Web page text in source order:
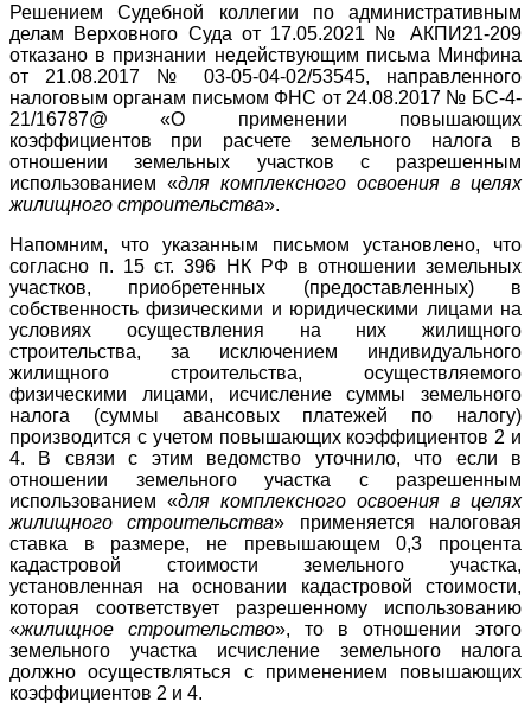
Решением Судебной коллегии по административным
делам Верховного Суда от 17.05.2021 № АКПИ21-209
отказано в признании недействующим письма Минфина
от 21.08.2017 № 03-05-04-02/53545, направленного
налоговым органам письмом ФНС от 24.08.2017 № БС-4-
21/16787@ «О применении повышающих
коэффициентов при расчете земельного налога в
отношении земельных участков с разрешенным
использованием «для комплексного освоения в целях
жилищного строительства».
Напомним, что указанным письмом установлено, что
согласно п. 15 ст. 396 НК РФ в отношении земельных
участков, приобретенных (предоставленных) в
собственность физическими и юридическими лицами на
условиях осуществления на них жилищного
строительства, за исключением индивидуального
жилищного строительства, осуществляемого
физическими лицами, исчисление суммы земельного
налога (суммы авансовых платежей по налогу)
производится с учетом повышающих коэффициентов 2 и
4. В связи с этим ведомство уточнило, что если в
отношении земельного участка с разрешенным
использованием «для комплексного освоения в целях
жилищного строительства» применяется налоговая
ставка в размере, не превышающем 0,3 процента
кадастровой стоимости земельного участка,
установленная на основании кадастровой стоимости,
которая соответствует разрешенному использованию
«жилищное строительство», то в отношении этого
земельного участка исчисление земельного налога
должно осуществляться с применением повышающих
коэффициентов 2 и 4.